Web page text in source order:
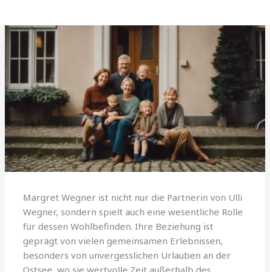
Margret Wegner ist nicht nur die Partnerin von Ulli
Wegner, sondern spielt auch eine wesentliche Rolle
für dessen Wohlbefinden. Ihre Beziehung ist
geprägt von vielen gemeinsamen Erlebnissen,
besonders von unvergesslichen Urlauben an der
Ostsee, wo sie wertvolle Zeit außerhalb des